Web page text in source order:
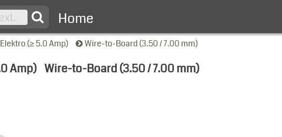
Home
Elektro (≥ 5.0 Amp) Wire-to-Board (3.50 / 7.00 mm)
Amp) Wire-to-Board (3.50 / 7.00 mm)